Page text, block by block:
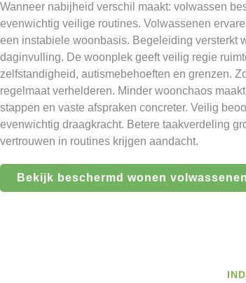
Wanneer nabijheid verschil maakt: volwassen
evenwichtig veilige routines. Volwassenen
een instabiele woonbasis. Begeleiding versterkt
daginvulling. De woonplek geeft veilig regie
zelfstandigheid, autismebehoeften en grenzen.
regelmaat verhelderen. Minder woonchaos
stappen en vaste afspraken concreter. Veilig
evenwichtig draagkracht. Betere taakverdeling
vertrouwen in routines krijgen aandacht.
Bekijk beschermd wonen volwassenen